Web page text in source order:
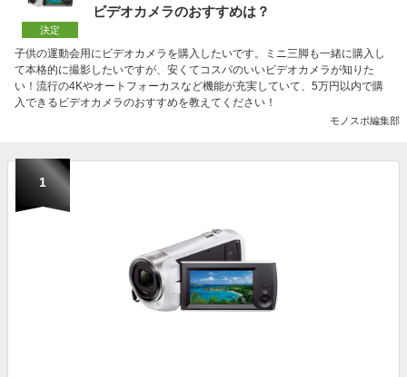
決定
ビデオカメラのおすすめは？
子供の運動会用にビデオカメラを購入したいです。ミニ三脚も一緒に購入し
て本格的に撮影したいですが、安くてコスパのいいビデオカメラが知りた
い！流行の4Kやオートフォーカスなど機能が充実していて、5万円以内で購
入できるビデオカメラのおすすめを教えてください！
モノスポ編集部
1